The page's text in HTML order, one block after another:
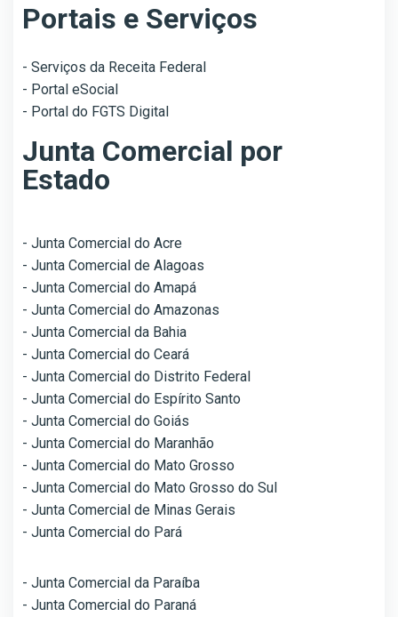
Portais e Serviços
- Serviços da Receita Federal
- Portal eSocial
- Portal do FGTS Digital
Junta Comercial por
Estado
- Junta Comercial do Acre
- Junta Comercial de Alagoas
- Junta Comercial do Amapá
- Junta Comercial do Amazonas
- Junta Comercial da Bahia
- Junta Comercial do Ceará
- Junta Comercial do Distrito Federal
- Junta Comercial do Espírito Santo
- Junta Comercial do Goiás
- Junta Comercial do Maranhão
- Junta Comercial do Mato Grosso
- Junta Comercial do Mato Grosso do Sul
- Junta Comercial de Minas Gerais
- Junta Comercial do Pará
- Junta Comercial da Paraíba
- Junta Comercial do Paraná